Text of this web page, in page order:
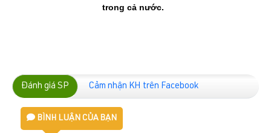
trong cả nước.
Đánh giá SP Cảm nhận KH trên Facebook
BÌNH LUẬN CỦA BẠN